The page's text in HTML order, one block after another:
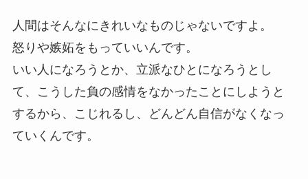
人間はそんなにきれいなものじゃないですよ。
怒りや嫉妬をもっていいんです。
いい人になろうとか、立派なひとになろうとし
て、こうした負の感情をなかったことにしようと
するから、こじれるし、どんどん自信がなくなっ
ていくんです。